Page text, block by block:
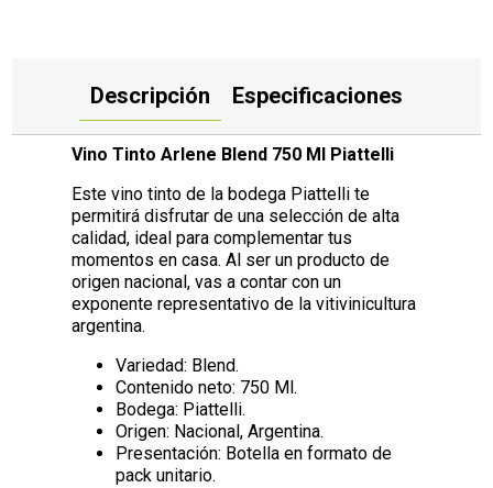
Descripción Especificaciones
Vino Tinto Arlene Blend 750 Ml Piattelli
Este vino tinto de la bodega Piattelli te
permitirá disfrutar de una selección de alta
calidad, ideal para complementar tus
momentos en casa. Al ser un producto de
origen nacional, vas a contar con un
exponente representativo de la vitivinicultura
argentina.
Variedad: Blend.
Contenido neto: 750 Ml.
Bodega: Piattelli.
Origen: Nacional, Argentina.
Presentación: Botella en formato de
pack unitario.